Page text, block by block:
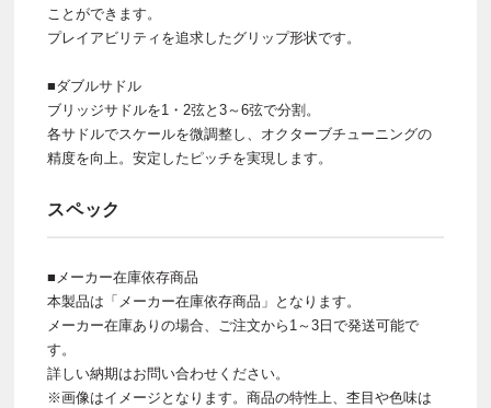
ことができます。
プレイアビリティを追求したグリップ形状です。
■ダブルサドル
ブリッジサドルを1・2弦と3～6弦で分割。
各サドルでスケールを微調整し、オクターブチューニングの
精度を向上。安定したピッチを実現します。
スペック
■メーカー在庫依存商品
本製品は「メーカー在庫依存商品」となります。
メーカー在庫ありの場合、ご注文から1～3日で発送可能で
す。
詳しい納期はお問い合わせください。
※画像はイメージとなります。商品の特性上、杢目や色味は